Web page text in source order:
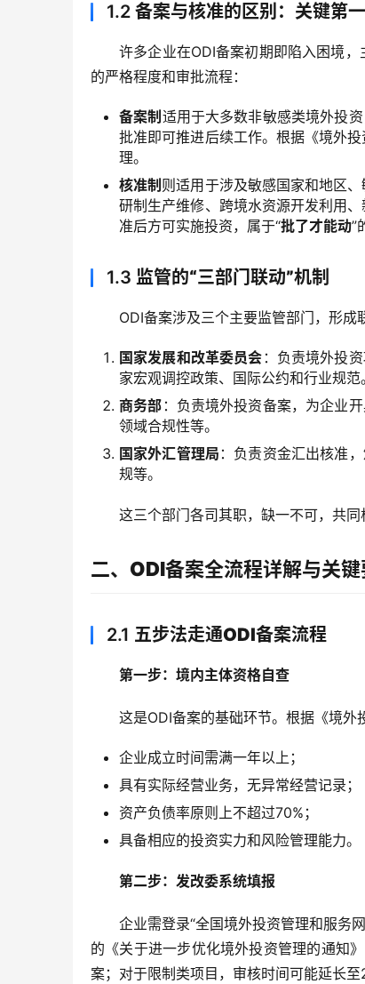
1.2 备案与核准的区别：关键第
许多企业在ODI备案初期即陷入困境
的严格程度和审批流程：
备案制 适用于大多数非敏感类境外投
批准即可推进后续工作。根据《境外
理。
核准制 则适用于涉及敏感国家和地区
研制生产维修、跨境水资源开发利用
准后方可实施投资，属于“批了才能动”
1.3 监管的“三部门联动”机制
ODI备案涉及三个主要监管部门，形成
国家发展和改革委员会 ：负责境外投
家宏观调控政策、国际公约和行业规范。
商务部 ：负责境外投资备案，为企业开
领域合规性等。
国家外汇管理局 ：负责资金汇出核准，
规等。
这三个部门各司其职，缺一不可，共同
二、ODI备案全流程详解与关键
2.1 五步法走通ODI备案流程
第一步：境内主体资格自查
这是ODI备案的基础环节。根据《境外
企业成立时间需满一年以上；
具有实际经营业务，无异常经营记录；
资产负债率原则上不超过70%；
具备相应的投资实力和风险管理能力。
第二步：发改委系统填报
企业需登录“全国境外投资管理和服务
的《关于进一步优化境外投资管理的通知
案；对于限制类项目，审核时间可能延长至